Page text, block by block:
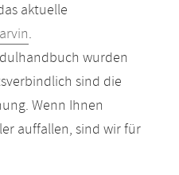
aktuelle
.
wurden
sind die
Wenn Ihnen
auffallen, sind wir für